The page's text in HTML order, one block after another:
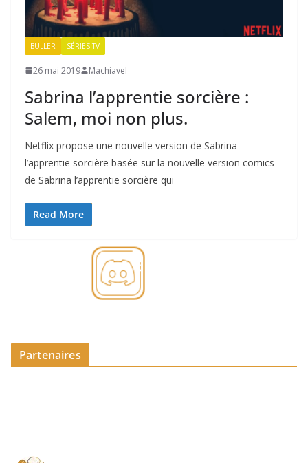
BULLER SÉRIES TV
26 mai 2019 Machiavel
Sabrina l’apprentie sorcière :
Salem, moi non plus.
Netflix propose une nouvelle version de Sabrina
l’apprentie sorcière basée sur la nouvelle version comics
de Sabrina l’apprentie sorcière qui
Read More
Partenaires